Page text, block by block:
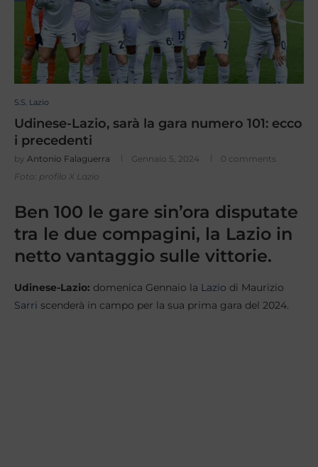
S.S. Lazio
Udinese-Lazio, sarà la gara numero 101: ecco
i precedenti
by Antonio Falaguerra Gennaio 5, 2024
0 comments
Foto: profilo X Lazio
Ben 100 le gare sin’ora disputate
tra le due compagini, la Lazio in
netto vantaggio sulle vittorie.
Udinese-Lazio: domenica Gennaio la Lazio di Maurizio
Sarri scenderà in campo per la sua prima gara del 2024.